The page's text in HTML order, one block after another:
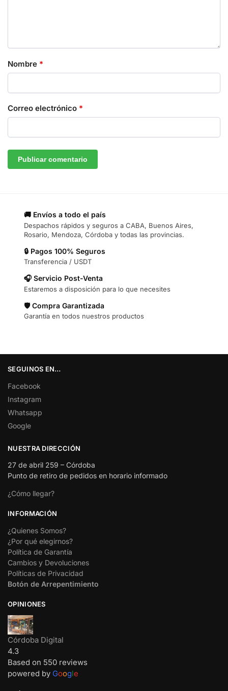
Nombre *
Correo electrónico *
🚚 Envíos a todo el país
Despachos rápidos y seguros a CABA, Buenos Aires,
Rosario, Mendoza, Córdoba y todas las provincias.
🔒 Pagos 100% Seguros
Transferencia / USDT
🎧 Servicio Post-Venta
Estaremos a disposición para lo que necesites
🛡️ Compra Garantizada
Garantía en todos nuestros productos
SEGUINOS EN…
Facebook
Instagram
Whatsapp
Google
NUESTRA DIRECCIÓN
27 de abril 259 – Córdoba
Punto de retiro de pedidos en horario informado
¿Cómo llegar?
INFORMACIÓN
¿Quienes Somos?
¿Por qué elegirnos?
Política de Garantía
Cambios y Devoluciones
Políticas de Privacidad
Botón de Arrepentimiento
OPINIONES
Córdoba Digital
4.3
Based on 550 reviews
powered by Google